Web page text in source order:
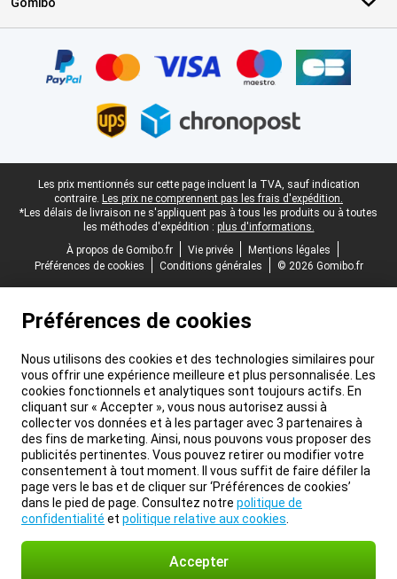
Pied-de-page légal
Les prix mentionnés sur cette page incluent la TVA, sauf indication
contraire. Les prix ne comprennent pas les frais d'expédition.
*Les délais de livraison ne s'appliquent pas à tous les produits ou à toutes
les méthodes d'expédition : plus d'informations.
À propos de Gomibo.fr
Vie privée
Mentions légales
Préférences de cookies
Conditions générales © 2026 Gomibo.fr
Préférences de cookies
Nous utilisons des cookies et des technologies similaires pour
vous offrir une expérience meilleure et plus personnalisée. Les
cookies fonctionnels et analytiques sont toujours actifs. En
cliquant sur « Accepter », vous nous autorisez aussi à
collecter vos données et à les partager avec 3 partenaires à
des fins de marketing. Ainsi, nous pouvons vous proposer des
publicités pertinentes. Vous pouvez retirer ou modifier votre
consentement à tout moment. Il vous suffit de faire défiler la
page vers le bas et de cliquer sur ‘Préférences de cookies’
dans le pied de page. Consultez notre politique de
confidentialité et politique relative aux cookies
Accepter